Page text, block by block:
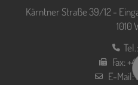
Kärntner Straße 39/12 -
1010
Tel.:
Fax:
E-Mail: